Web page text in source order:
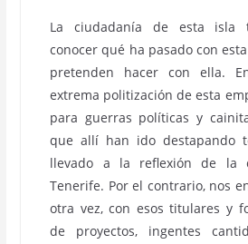
La ciudadanía de esta isla
conocer qué ha pasado con
pretenden hacer con ella.
extrema politización de esta
para guerras políticas y
que allí han ido destapando
llevado a la reflexión de la
Tenerife. Por el contrario, nos
otra vez, con esos titulares y
de proyectos, ingentes